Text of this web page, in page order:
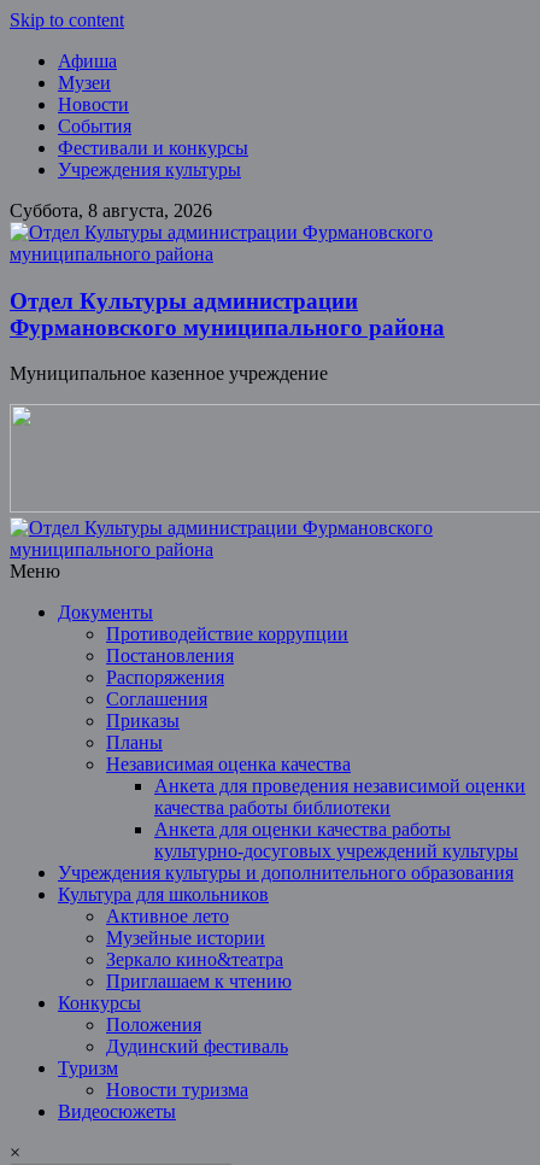
Skip to content
Афиша
Музеи
Новости
События
Фестивали и конкурсы
Учреждения культуры
Суббота, 8 августа, 2026
Отдел Культуры администрации
Фурмановского муниципального района
Муниципальное казенное учреждение
Меню
Документы
Противодействие коррупции
Постановления
Распоряжения
Соглашения
Приказы
Планы
Независимая оценка качества
Анкета для проведения независимой оценки
качества работы библиотеки
Анкета для оценки качества работы
культурно-досуговых учреждений культуры
Учреждения культуры и дополнительного образования
Культура для школьников
Активное лето
Музейные истории
Зеркало кино&театра
Приглашаем к чтению
Конкурсы
Положения
Дудинский фестиваль
Туризм
Новости туризма
Видеосюжеты
×